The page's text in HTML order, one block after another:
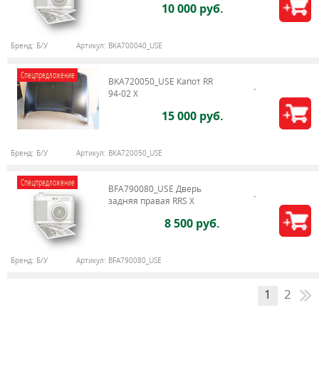
10 000 руб.
Бренд: Б/У Артикул: BKA700040_USE
Спецпредложение
BKA720050_USE Капот RR
94-02 X
15 000 руб.
Бренд: Б/У Артикул: BKA720050_USE
Спецпредложение
BFA790080_USE Дверь
задняя правая RRS X
8 500 руб.
Бренд: Б/У Артикул: BFA790080_USE
1 2